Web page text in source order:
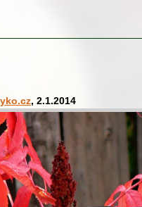
, 2.1.2014